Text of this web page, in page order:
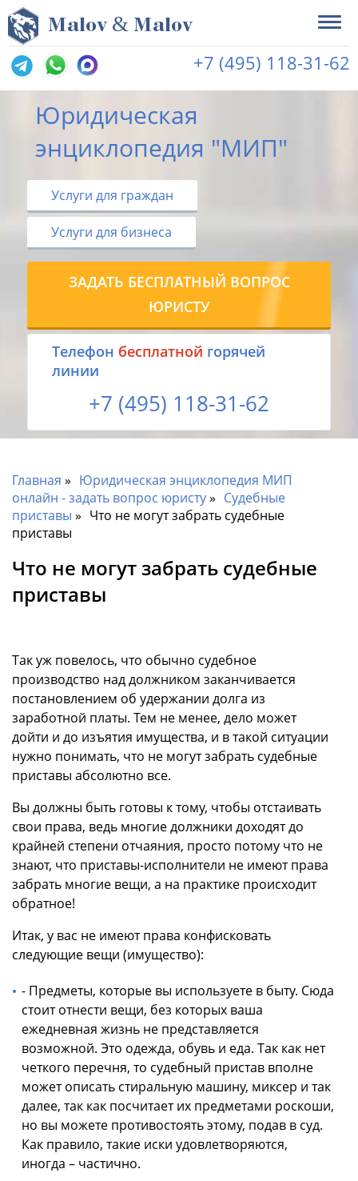
Malov & Malov
+7 (495) 118-31-62
Юридическая
энциклопедия "МИП"
Услуги для граждан
Услуги для бизнеса
ЗАДАТЬ БЕСПЛАТНЫЙ ВОПРОС
ЮРИСТУ
Tелефон бесплатной горячей
линии
+7 (495) 118-31-62
Главная
Юридическая энциклопедия МИП
онлайн - задать вопрос юристу
Судебные
приставы
Что не могут забрать судебные
приставы
Что не могут забрать судебные
приставы
Так уж повелось, что обычно судебное
производство над должником заканчивается
постановлением об удержании долга из
заработной платы. Тем не менее, дело может
дойти и до изъятия имущества, и в такой ситуации
нужно понимать, что не могут забрать судебные
приставы абсолютно все.
Вы должны быть готовы к тому, чтобы отстаивать
свои права, ведь многие должники доходят до
крайней степени отчаяния, просто потому что не
знают, что приставы-исполнители не имеют права
забрать многие вещи, а на практике происходит
обратное!
Итак, у вас не имеют права конфисковать
следующие вещи (имущество):
- Предметы, которые вы используете в быту. Сюда
стоит отнести вещи, без которых ваша
ежедневная жизнь не представляется
возможной. Это одежда, обувь и еда. Так как нет
четкого перечня, то судебный пристав вполне
может описать стиральную машину, миксер и так
далее, так как посчитает их предметами роскоши,
но вы можете противостоять этому, подав в суд.
Как правило, такие иски удовлетворяются,
иногда – частично.